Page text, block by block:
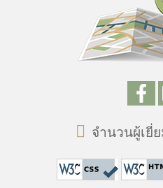
จำนวนผู้เยี่